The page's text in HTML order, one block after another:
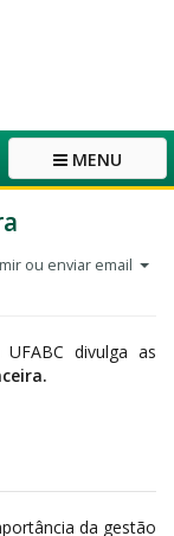
MENU
ou enviar email
divulga as
.
da gestão